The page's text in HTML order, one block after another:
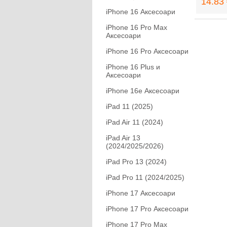
iPhone 16 Аксесоари
iPhone 16 Pro Max
Аксесоари
iPhone 16 Pro Аксесоари
iPhone 16 Plus и
Аксесоари
iPhone 16e Аксесоари
iPad 11 (2025)
iPad Air 11 (2024)
iPad Air 13
(2024/2025/2026)
iPad Pro 13 (2024)
iPad Pro 11 (2024/2025)
iPhone 17 Аксесоари
iPhone 17 Pro Аксесоари
iPhone 17 Pro Max